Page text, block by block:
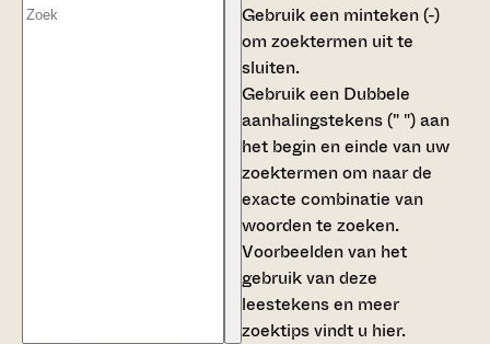
Gebruik een minteken (-)
om zoektermen uit te
sluiten.
Gebruik een Dubbele
aanhalingstekens (" ")aan
het begin en einde van uw
zoektermen om naar de
exacte combinatie van
woorden te zoeken.
Voorbeelden van het
gebruik van deze
leestekens en meer
zoektips vindt u hier.